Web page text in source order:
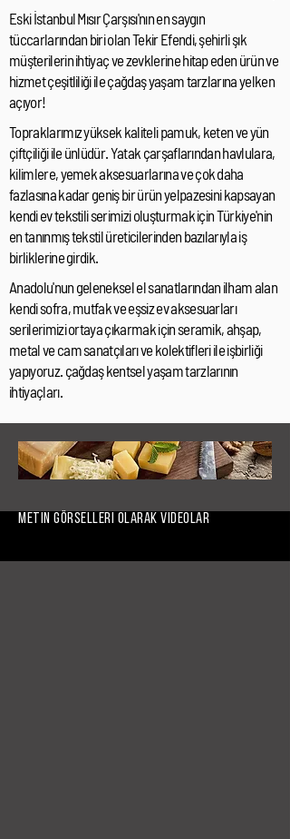
Eski İstanbul Mısır Çarşısı'nın en saygın
tüccarlarından biri olan Tekir Efendi, şehirli şık
müşterilerin ihtiyaç ve zevklerine hitap eden ürün ve
hizmet çeşitliliği ile çağdaş yaşam tarzlarına yelken
açıyor!
Topraklarımız yüksek kaliteli pamuk, keten ve yün
çiftçiliği ile ünlüdür. Yatak çarşaflarından havlulara,
kilimlere, yemek aksesuarlarına ve çok daha
fazlasına kadar geniş bir ürün yelpazesini kapsayan
kendi ev tekstili serimizi oluşturmak için Türkiye'nin
en tanınmış tekstil üreticilerinden bazılarıyla iş
birliklerine girdik.
Anadolu'nun geleneksel el sanatlarından ilham alan
kendi sofra, mutfak ve eşsiz ev aksesuarları
serilerimizi ortaya çıkarmak için seramik, ahşap,
metal ve cam sanatçıları ve kolektifleri ile işbirliği
yapıyoruz. çağdaş kentsel yaşam tarzlarının
ihtiyaçları.
Metin görselleri olarak videolar